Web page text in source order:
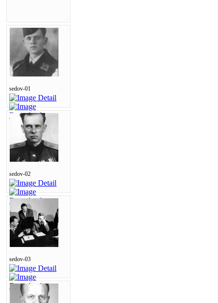
sedov-01
sedov-02
sedov-03